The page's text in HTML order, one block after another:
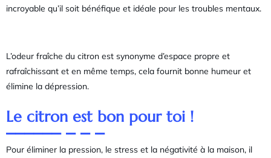
incroyable qu’il soit bénéfique et idéale pour les troubles mentaux.
L’odeur fraîche du citron est synonyme d’espace propre et
rafraîchissant et en même temps, cela fournit bonne humeur et
élimine la dépression.
Le citron est bon pour toi !
Pour éliminer la pression, le stress et la négativité à la maison, il